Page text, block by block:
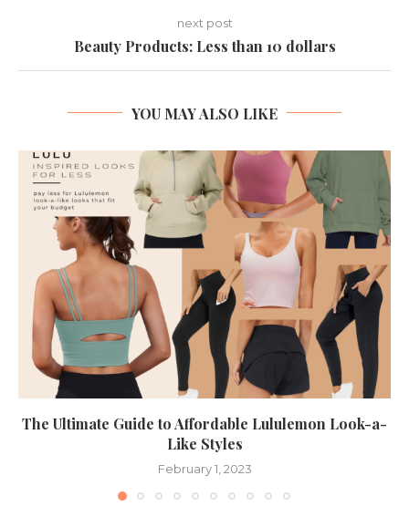
next post
Beauty Products: Less than 10 dollars
YOU MAY ALSO LIKE
The Ultimate Guide to Affordable Lululemon Look-a-
Like Styles
February 1, 2023